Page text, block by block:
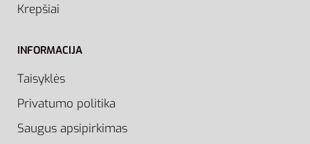
Krepšiai
INFORMACIJA
Taisyklės
Privatumo politika
Saugus apsipirkimas